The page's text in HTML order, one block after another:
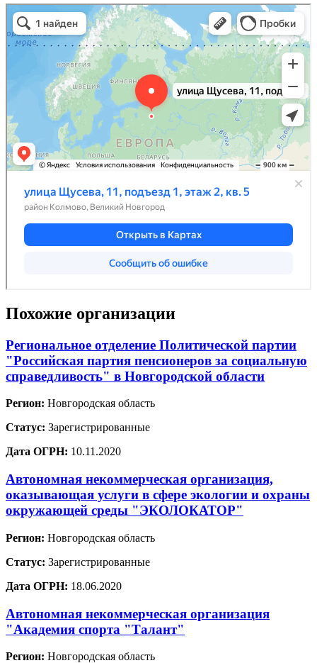
Похожие организации
Региональное отделение Политической партии
"Российская партия пенсионеров за социальную
справедливость" в Новгородской области
Регион: Новгородская область
Статус: Зарегистрированные
Дата ОГРН: 10.11.2020
Автономная некоммерческая организация,
оказывающая услуги в сфере экологии и охраны
окружающей среды "ЭКОЛОКАТОР"
Регион: Новгородская область
Статус: Зарегистрированные
Дата ОГРН: 18.06.2020
Автономная некоммерческая организация
"Академия спорта "Талант"
Регион: Новгородская область